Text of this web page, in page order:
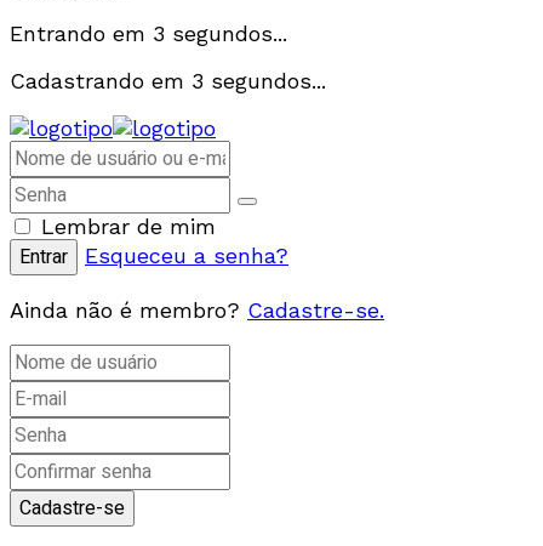
Entrando em 3 segundos...
Cadastrando em 3 segundos...
Lembrar de mim
Esqueceu a senha?
Ainda não é membro? Cadastre-se.